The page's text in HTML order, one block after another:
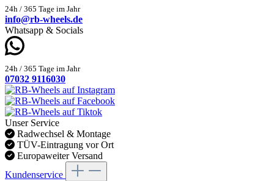
24h / 365 Tage im Jahr
info@rb-wheels.de
Whatsapp & Socials
24h / 365 Tage im Jahr
07032 9116030
Unser Service
Radwechsel & Montage
TÜV-Eintragung vor Ort
Europaweiter Versand
Kundenservice